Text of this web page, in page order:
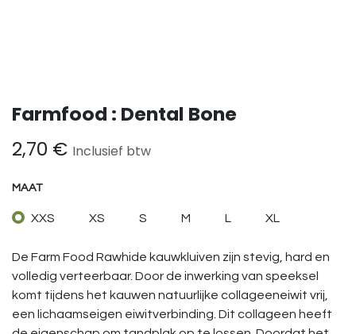
Farmfood : Dental Bone
2,70 € Inclusief btw
MAAT
XXS XS S M L XL
De Farm Food Rawhide kauwkluiven zijn stevig, hard en
volledig verteerbaar. Door de inwerking van speeksel
komt tijdens het kauwen natuurlijke collageeneiwit vrij,
een lichaamseigen eiwitverbinding. Dit collageen heeft